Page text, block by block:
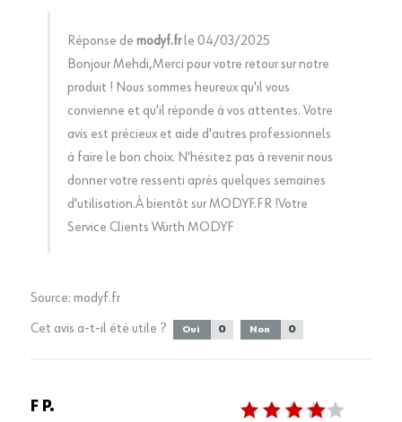
Réponse de modyf.fr le 04/03/2025
Bonjour Mehdi,Merci pour votre retour sur notre
produit ! Nous sommes heureux qu'il vous
convienne et qu'il réponde à vos attentes. Votre
avis est précieux et aide d'autres professionnels
à faire le bon choix. N'hésitez pas à revenir nous
donner votre ressenti après quelques semaines
d'utilisation.À bientôt sur MODYF.FR !Votre
Service Clients Würth MODYF
Source: modyf.fr
Cet avis a-t-il été utile ? Oui 0 Non 0
F P.